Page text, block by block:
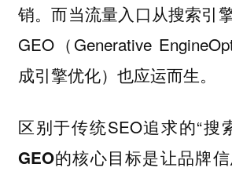
销。而当流量入口从搜索引
GEO（Generative
成引擎优化）也应运而生。
区别于传统SEO追求的“搜
GEO的核心目标是让品牌